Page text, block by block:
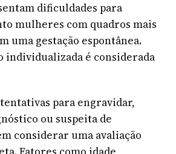
dificuldades para
mulheres com quadros mais
uma gestação espontânea.
individualizada é considerada
para engravidar,
ou suspeita de
considerar uma avaliação